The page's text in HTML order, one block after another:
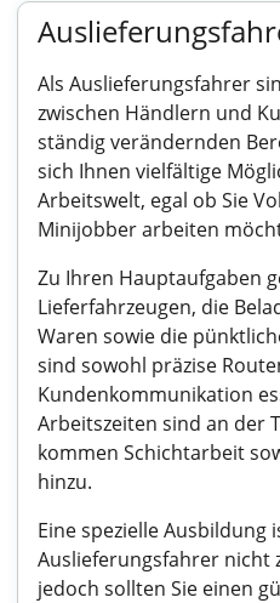
Als Auslieferungsfahrer
zwischen Händlern und
ständig verändernden
sich Ihnen vielfältige
Arbeitswelt, egal ob Sie
Minijobber arbeiten
Zu Ihren Hauptaufgaben
Lieferfahrzeugen, die
Waren sowie die
sind sowohl präzise
Kundenkommunikation
Arbeitszeiten sind an der
kommen Schichtarbeit
hinzu.
Eine spezielle Ausbildung
Auslieferungsfahrer nicht
jedoch sollten Sie einen